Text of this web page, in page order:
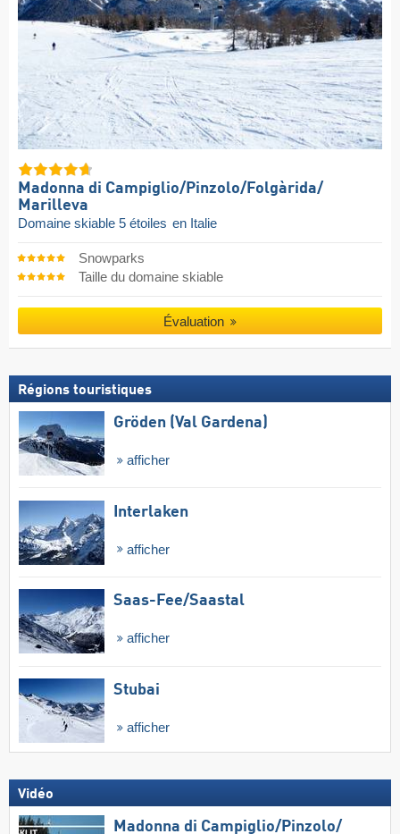
Madonna di Campiglio/​Pinzolo/​Folgàrida/​
Marilleva
Domaine skiable 5 étoiles en Italie
Snowparks
Taille du domaine skiable
Évaluation
Régions touristiques
Gröden (Val Gardena)
afficher
Interlaken
afficher
Saas-Fee/​Saastal
afficher
Stubai
afficher
Vidéo
Madonna di Campiglio/​Pinzolo/​